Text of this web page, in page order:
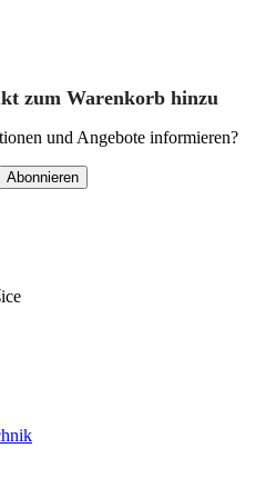
zum Warenkorb hinzu
und Angebote informieren?
Abonnieren